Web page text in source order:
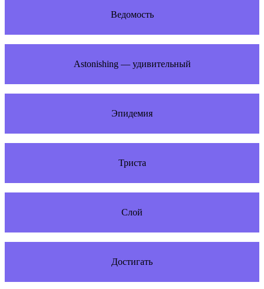
Ведомость
Astonishing — удивительный
Эпидемия
Триста
Слой
Достигать